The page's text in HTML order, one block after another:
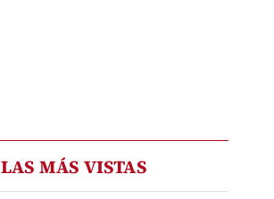
LAS MÁS VISTAS